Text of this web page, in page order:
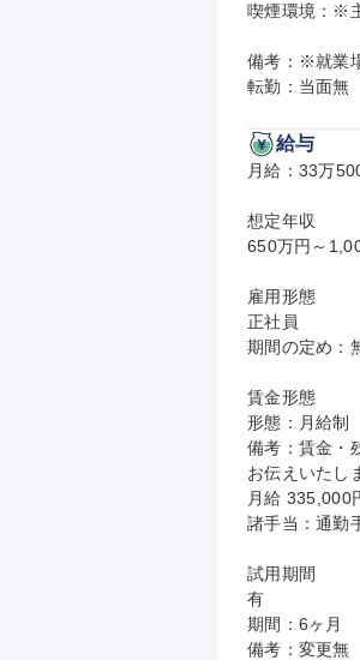
喫煙環境：※
備考：※就業
転勤：当面無
給与
月給：33万
想定年収
650万円～
雇用形態
正社員
期間の定め：
賃金形態
形態：月給制
備考：賃金・
お伝えいたし
月給 335,000
諸手当：通勤
試用期間
有
期間：6ヶ月
備考：変更無